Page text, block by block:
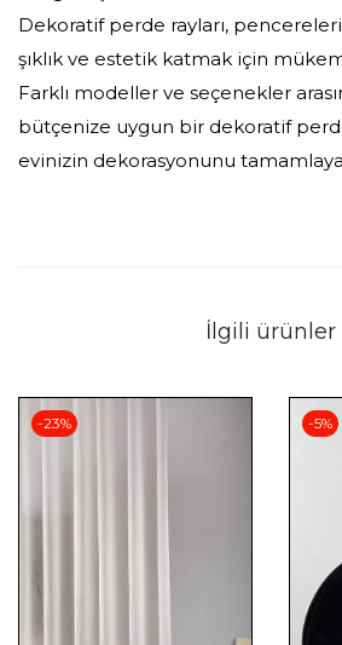
Dekoratif perde rayları,
şıklık ve estetik katmak için
Farklı modeller ve seçenekler
bütçenize uygun bir dekoratif
evinizin dekorasyonunu
İlgili ürünler
-23% -5%